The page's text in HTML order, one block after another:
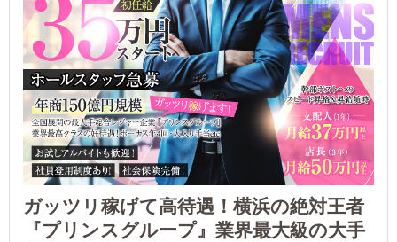
ガッツリ稼げて高待遇！横浜の絶対王者
『プリンスグループ』業界最大級の大手